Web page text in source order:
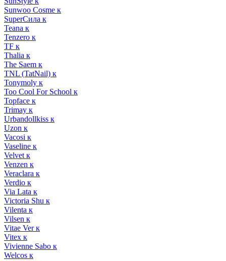
Sunwoo Cosme к
SuperСила к
Teana к
Tenzero к
TF к
Thalia к
The Saem к
TNL (TatNail) к
Tonymoly к
Too Cool For School к
Topface к
Trimay к
Urbandollkiss к
Uzon к
Vacosi к
Vaseline к
Velvet к
Venzen к
Veraclara к
Verdio к
Via Lata к
Victoria Shu к
Vilenta к
Vilsen к
Vitae Ver к
Vitex к
Vivienne Sabo к
Welcos к